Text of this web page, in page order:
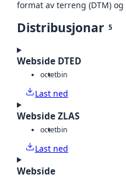
format av terreng (DTM) og
Distribusjonar 5
Webside DTED
octetbin
Last ned
Webside ZLAS
octetbin
Last ned
Webside